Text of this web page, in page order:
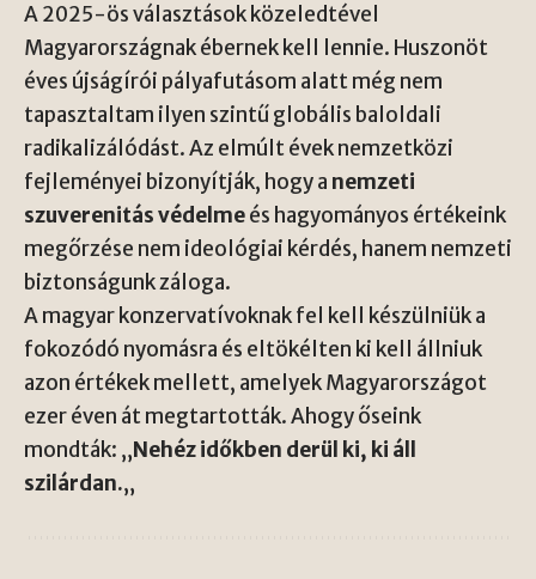
A 2025-ös választások közeledtével
Magyarországnak ébernek kell lennie. Huszonöt
éves újságírói pályafutásom alatt még nem
tapasztaltam ilyen szintű globális baloldali
radikalizálódást. Az elmúlt évek nemzetközi
fejleményei bizonyítják, hogy a nemzeti
szuverenitás védelmeés hagyományos értékeink
megőrzése nem ideológiai kérdés, hanem nemzeti
biztonságunk záloga.
A magyar konzervatívoknak fel kell készülniük a
fokozódó nyomásra és eltökélten ki kell állniuk
azon értékek mellett, amelyek Magyarországot
ezer éven át megtartották. Ahogy őseink
mondták: „Nehéz időkben derül ki, ki áll
szilárdan.„